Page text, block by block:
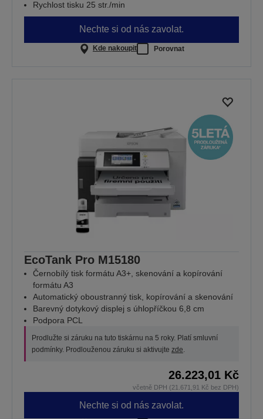
Rychlost tisku 25 str./min
Nechte si od nás zavolat.
Kde nakoupit Porovnat
EcoTank Pro M15180
Černobílý tisk formátu A3+, skenování a kopírování
formátu A3
Automatický oboustranný tisk, kopírování a skenování
Barevný dotykový displej s úhlopříčkou 6,8 cm
Podpora PCL
Prodlužte si záruku na tuto tiskárnu na 5 roky. Platí smluvní
podmínky. Prodlouženou záruku si aktivujte zde.
26.223,01 Kč
včetně DPH (21.671,91 Kč bez DPH)
Nechte si od nás zavolat.